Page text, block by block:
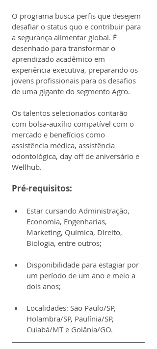
O programa busca perfis que desejem
desafiar o status quo e contribuir para
a segurança alimentar global. É
desenhado para transformar o
aprendizado acadêmico em
experiência executiva, preparando os
jovens profissionais para os desafios
de uma gigante do segmento Agro.
Os talentos selecionados contarão
com bolsa-auxílio compatível com o
mercado e benefícios como
assistência médica, assistência
odontológica, day off de aniversário e
Wellhub.
Pré-requisitos:
Estar cursando Administração,
Economia, Engenharias,
Marketing, Química, Direito,
Biologia, entre outros;
Disponibilidade para estagiar por
um período de um ano e meio a
dois anos;
Localidades: São Paulo/SP,
Holambra/SP, Paulínia/SP,
Cuiabá/MT e Goiânia/GO.